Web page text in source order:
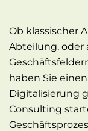
Ob klassischer
Abteilung, oder
haben Sie
Digitalisierung
Consulting